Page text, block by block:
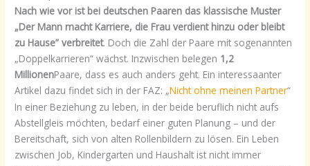
Nach wie vor ist bei deutschen Paaren das klassische Muster
„Der Mann macht Karriere, die Frau verdient hinzu oder bleibt
zu Hause” verbreitet. Doch die Zahl der Paare mit sogenannten
„Doppelkarrieren“ wächst. Inzwischen belegen 1,2
MillionenPaare, dass es auch anders geht. Ein interessaanter
Artikel dazu findet sich in der FAZ: „Nicht ohne meinen Partner“
In einer Beziehung zu leben, in der beide beruflich nicht aufs
Abstellgleis möchten, bedarf einer guten Planung – und der
Bereitschaft, sich von alten Rollenbildern zu lösen. Ein Leben
zwischen Job, Kindergarten und Haushalt ist nicht immer